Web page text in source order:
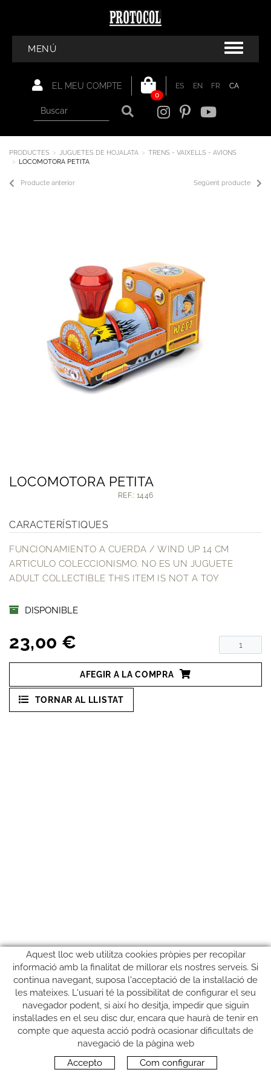
MENÚ
ES EN FR
CA
0
EL MEU COMPTE
PRODUCTES JUGUETES DE HOJALATA
TRENS - VAIXELLS - AVIONS
LOCOMOTORA PETITA
Següent producte
Producte anterior
LOCOMOTORA PETITA
REF.: 1446
CARACTERÍSTIQUES
FUNCIONAMIENTO A CUERDA / WIND UP 14 CM
ARTICULO COLECCIONISMO. NO ES UN JUGUETE
ADULT COLLECTIBLE THIS ITEM IS NOT A TOY
DISPONIBLE
23,00 €
AFEGIR A LA COMPRA
TORNAR AL LLISTAT
SEGUEIX-NOS
Aquest lloc web utilitza cookies pròpies per recopilar
informació amb la finalitat de millorar els nostres serveis. Si
continua navegant, suposa l'acceptació de la instal·lació de
les mateixes. L'usuari té la possibilitat de configurar el seu
navegador podent, si així ho desitja, impedir que siguin
instal·lades en el seu disc dur, encara que haurà de tenir en
compte que aquesta acció podrà ocasionar dificultats de
navegació de la pàgina web
Accepto
Com configurar